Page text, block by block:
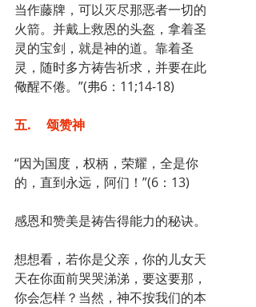
当作藤牌，可以灭尽那恶者一切的
火箭。并戴上救恩的头盔，拿着圣
灵的宝剑，就是神的道。靠着圣
灵，随时多方祷告祈求，并要在此
儆醒不倦。”(弗6：11;14-18)
五.	颂赞神
“因为国度，权柄，荣耀，全是你
的，直到永远，阿们！”(6：13)
感恩和赞美是祷告得能力的秘诀。
想想看，若你是父亲，你的儿女天
天在你面前哭哭涕涕，要这要那，
你会怎样？当然，神不按我们的本